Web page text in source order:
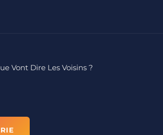
Vont Dire Les Voisins ?